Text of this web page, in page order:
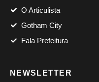
O Articulista
Gotham City
Fala Prefeitura
NEWSLETTER